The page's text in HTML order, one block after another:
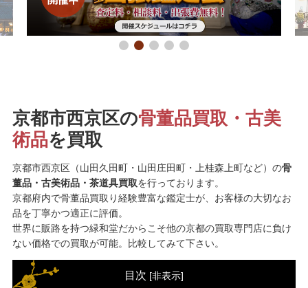
京都市西京区の骨董品買取・古美
術品を買取
京都市西京区（山田久田町・山田庄田町・上桂森上町など）の骨
董品・古美術品・茶道具買取を行っております。
京都府内で骨董品買取り経験豊富な鑑定士が、お客様の大切なお
品を丁寧かつ適正に評価。
世界に販路を持つ緑和堂だからこそ他の京都の買取専門店に負け
ない価格での買取が可能。比較してみて下さい。
目次 [非表示]